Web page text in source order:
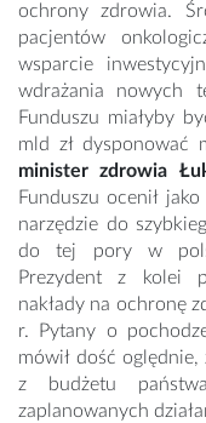
ochrony zdrowia.
pacjentów
wsparcie
wdrażania nowych
Funduszu miałyby
mld zł dysponować
minister zdrowia
Funduszu ocenił
narzędzie do
do tej pory w
Prezydent z kolei
nakłady na ochronę
r. Pytany o
mówił dość
z budżetu
zaplanowanych